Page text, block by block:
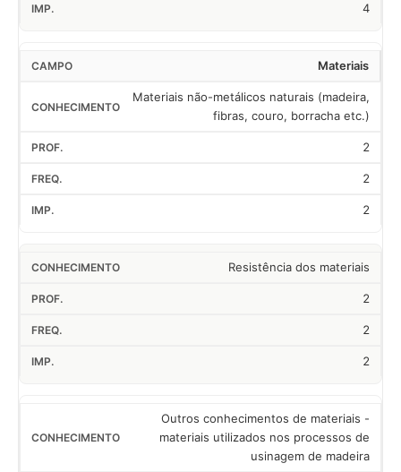
4
Materiais
Materiais não-metálicos naturais (madeira,
fibras, couro, borracha etc.)
2
2
2
Resistência dos materiais
2
2
2
Outros conhecimentos de materiais -
materiais utilizados nos processos de
usinagem de madeira